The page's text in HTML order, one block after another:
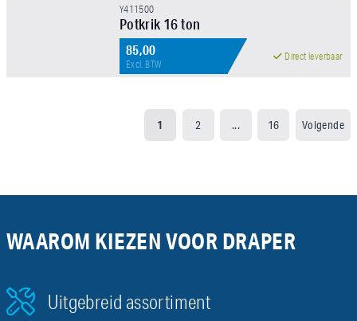
Y411500
Potkrik 16 ton
85,00
Excl. BTW
Direct leverbaar
1 2 ... 16 Volgende
WAAROM KIEZEN VOOR DRAPER
Uitgebreid assortiment